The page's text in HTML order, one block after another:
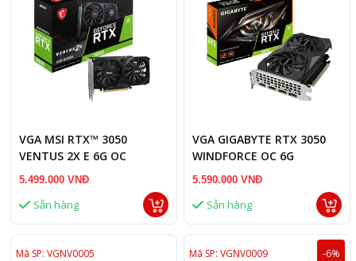
VGA MSI RTX™ 3050
VENTUS 2X E 6G OC
5.499.000 VNĐ
Sẵn hàng
VGA GIGABYTE RTX 3050
WINDFORCE OC 6G
5.590.000 VNĐ
Sẵn hàng
Mã SP: VGNV0005 Mã SP: VGNV0009 -6%